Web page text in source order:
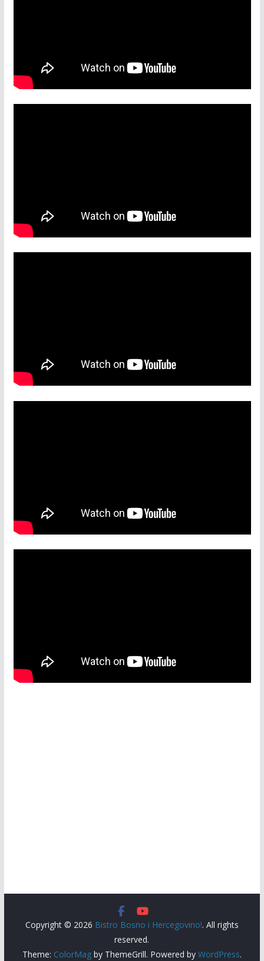
Copyright © 2026 Bistro Bosno i Hercegovino!. All rights
reserved.
Theme: ColorMagby ThemeGrill. Powered by WordPress.